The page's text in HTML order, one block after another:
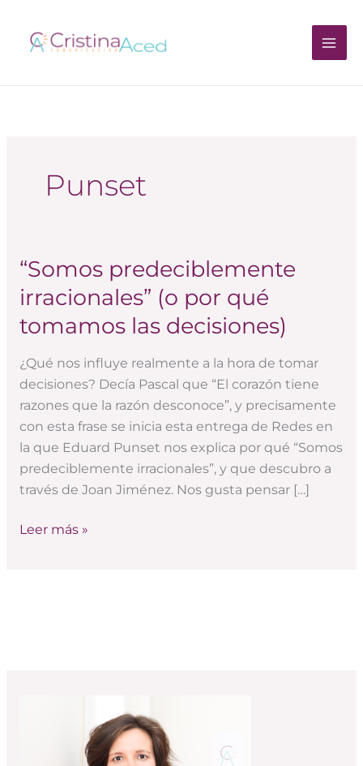
contenido
Punset
“Somos predeciblemente
irracionales” (o por qué
tomamos las decisiones)
¿Qué nos influye realmente a la hora de tomar
decisiones? Decía Pascal que “El corazón tiene
razones que la razón desconoce”, y precisamente
con esta frase se inicia esta entrega de Redes en
la que Eduard Punset nos explica por qué “Somos
predeciblemente irracionales”, y que descubro a
través de Joan Jiménez. Nos gusta pensar […]
“Somos
predeciblemente
irracionales”
(o
qué
tomamos
las
decisiones)
Leer más »